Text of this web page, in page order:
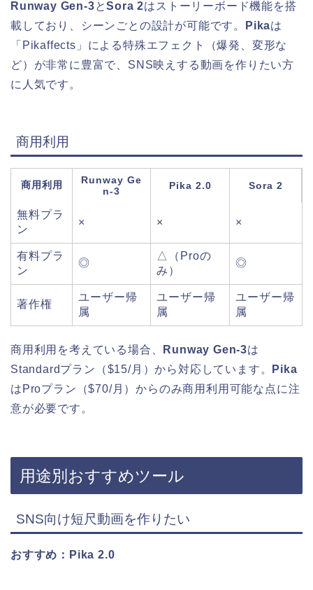
Runway Gen-3とSora 2はストーリーボード機能を搭
載しており、シーンごとの設計が可能です。
Pikaは
「Pikaffects」による特殊エフェクト（爆発、変形な
ど）が非常に豊富で、SNS映えする動画を作りたい方
に人気です。
商用利用
商用利用
Runway Ge
n-3
Pika 2.0 Sora 2
無料プラ
ン
× × ×
有料プラ
ン
◎
△（Proの
み）
◎
著作権
ユーザー帰
属
ユーザー帰
属
ユーザー帰
属
商用利用を考えている場合、 Runway Gen-3は
Standardプラン（$15/月）から対応しています。
Pika
はProプラン（$70/月）からのみ商用利用可能な点に注
意が必要です。
用途別おすすめツール
SNS向け短尺動画を作りたい
おすすめ：Pika 2.0